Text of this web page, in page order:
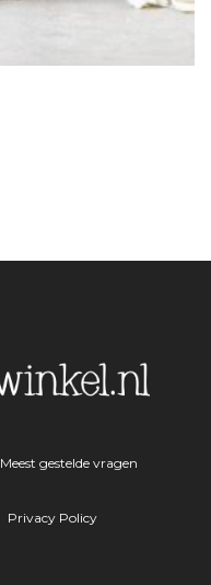
Meest gestelde vragen
Privacy Policy